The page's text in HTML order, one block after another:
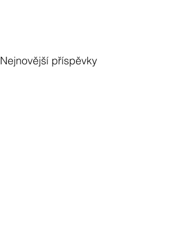
Nejnovější příspěvky